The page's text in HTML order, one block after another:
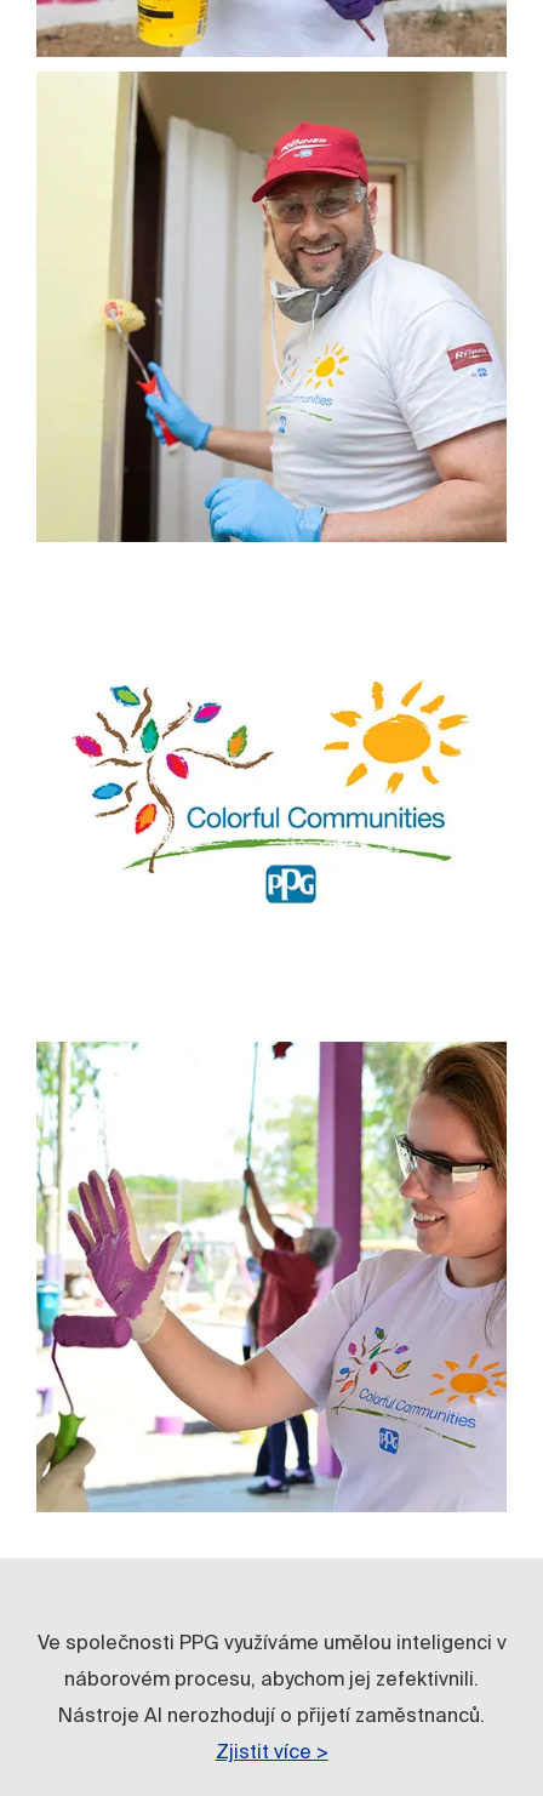
Ve společnosti PPG využíváme umělou inteligenci v
náborovém procesu, abychom jej zefektivnili.
Nástroje AI nerozhodují o přijetí zaměstnanců.
Zjistit více >